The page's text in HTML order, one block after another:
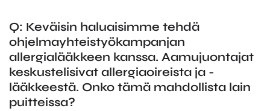
Q: Keväisin haluaisimme tehdä
ohjelmayhteistyökampanjan
allergialääkkeen kanssa. Aamujuontajat
keskustelisivat allergiaoireista ja -
lääkkeestä. Onko tämä mahdollista lain
puitteissa?